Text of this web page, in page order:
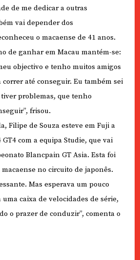
de me dedicar a outras
vai depender dos
o macaense de 41 anos.
de ganhar em Macau mantém-se:
objectivo e tenho muitos amigos
até conseguir. Eu também sei
problemas, que tenho
frisou.
Filipe de Souza esteve em Fuji a
com a equipa Studie, que vai
Blancpain GT Asia. Esta foi
no circuito de japonês.
Mas esperava um pouco
uma caixa de velocidades de série,
o prazer de conduzir”, comenta o